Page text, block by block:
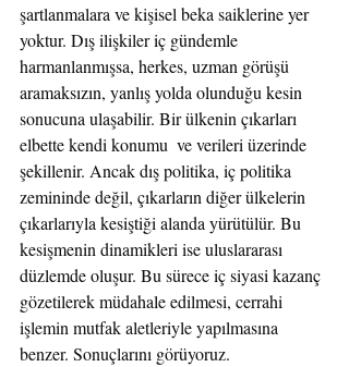
şartlanmalara ve kişisel beka saiklerine yer
yoktur. Dış ilişkiler iç gündemle
harmanlanmışsa, herkes, uzman görüşü
aramaksızın, yanlış yolda olunduğu kesin
sonucuna ulaşabilir. Bir ülkenin çıkarları
elbette kendi konumu  ve verileri üzerinde
şekillenir. Ancak dış politika, iç politika
zemininde değil, çıkarların diğer ülkelerin
çıkarlarıyla kesiştiği alanda yürütülür. Bu
kesişmenin dinamikleri ise uluslararası
düzlemde oluşur. Bu sürece iç siyasi kazanç
gözetilerek müdahale edilmesi, cerrahi
işlemin mutfak aletleriyle yapılmasına
benzer. Sonuçlarını görüyoruz.